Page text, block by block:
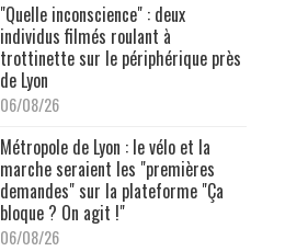
"Quelle inconscience" : deux
individus filmés roulant à
trottinette sur le périphérique près
de Lyon
06/08/26
Métropole de Lyon : le vélo et la
marche seraient les "premières
demandes" sur la plateforme "Ça
bloque ? On agit !"
06/08/26